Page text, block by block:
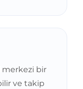
merkezi bir
ve takip